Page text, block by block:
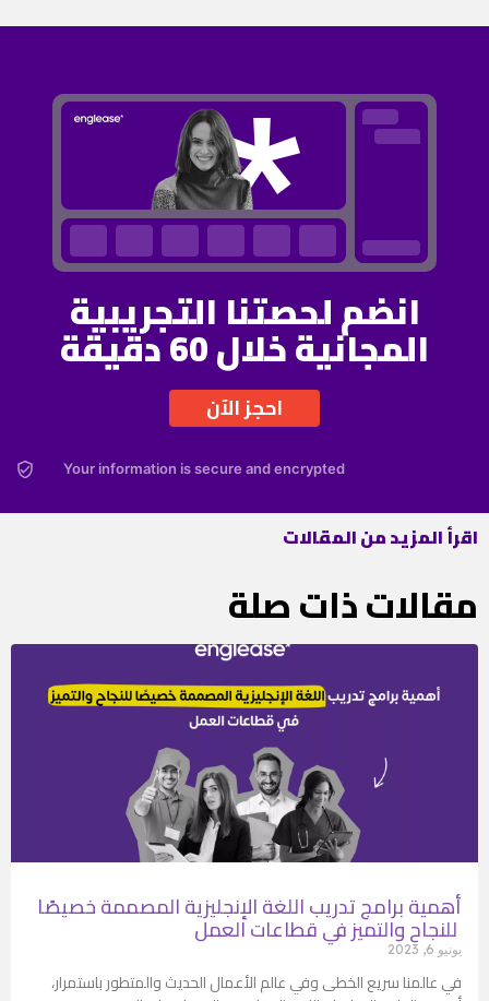
انضم لحصتنا التجريبية
المجانية خلال 60 دقيقة
احجز الآن
Your information is secure and encrypted
اقرأ المزيد من المقالات
مقالات ذات صلة
أهمية برامج تدريب اللغة الإنجليزية المصممة خصيصًا
يونيو 6, 2023
في عالمنا سريع الخطى وفي عالم الأعمال الحديث والمتطور باستمرار،